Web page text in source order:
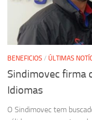
BENEFICIOS / ÚLTIMAS
Sindimovec firma
Idiomas
O Sindimovec tem